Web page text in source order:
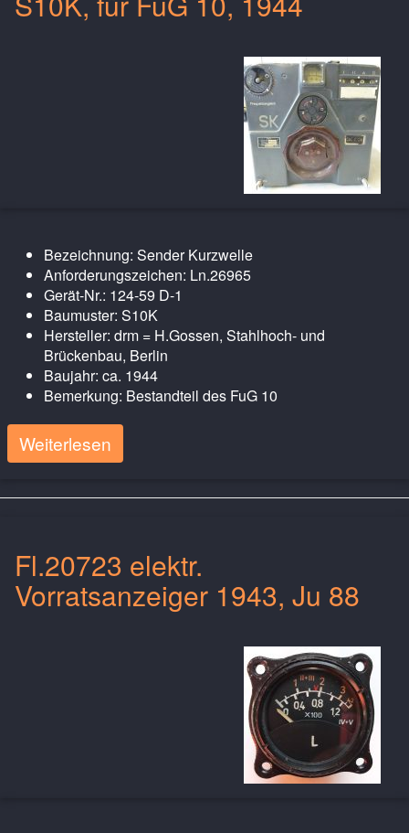
Bezeichnung: Sender Kurzwelle
Anforderungszeichen: Ln.26965
Gerät-Nr.: 124-59 D-1
Baumuster: S10K
Hersteller: drm = H.Gossen, Stahlhoch- und
Brückenbau, Berlin
Baujahr: ca. 1944
Bemerkung: Bestandteil des FuG 10
Weiterlesen
Fl.20723 elektr.
Vorratsanzeiger 1943, Ju 88